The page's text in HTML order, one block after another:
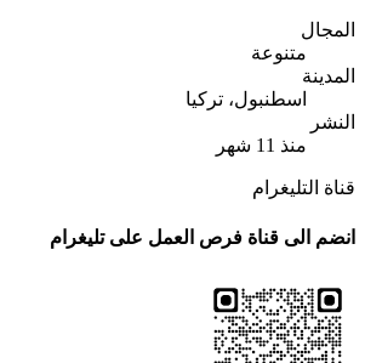
المجال
متنوعة
المدينة
اسطنبول، تركيا
النشر
منذ 11 شهر
قناة التليغرام
انضم الى قناة فرص العمل على تليغرام